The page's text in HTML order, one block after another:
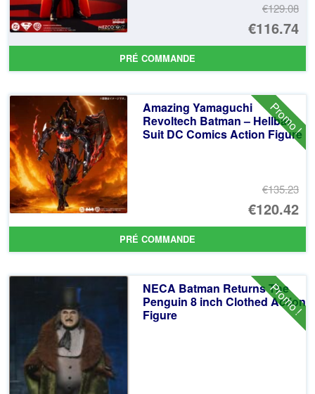
€129.08
Le
€116.74
Le
PRÉ COMMANDE
Promo !
Amazing Yamaguchi
Revoltech Batman – Hellbat
Suit DC Comics Action Figure
€135.23
Le
€120.42
Le
PRÉ COMMANDE
Promo !
NECA Batman Returns The
Penguin 8 inch Clothed Action
Figure